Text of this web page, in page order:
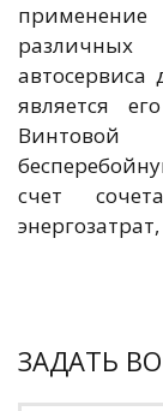
различных
является
счет
ЗАДАТЬ